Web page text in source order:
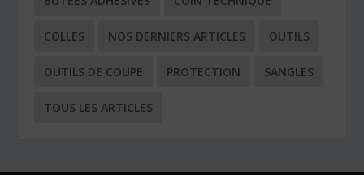
COLLES NOS DERNIERS ARTICLES OUTILS
OUTILS DE COUPE PROTECTION SANGLES
TOUS LES ARTICLES